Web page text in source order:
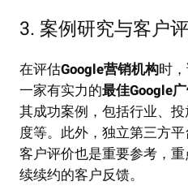
3. 案例研究与客户
在评估Google营销机构时
一家有实力的最佳Google
其成功案例，包括行业、
度等。此外，独立第三方
客户评价也是重要参考，
续续约的客户反馈。